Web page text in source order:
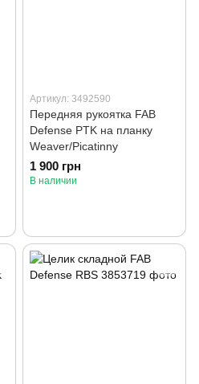
Артикул: 3492590
Передняя рукоятка FAB
Defense PTK на планку
Weaver/Picatinny
1 900 грн
В наличии